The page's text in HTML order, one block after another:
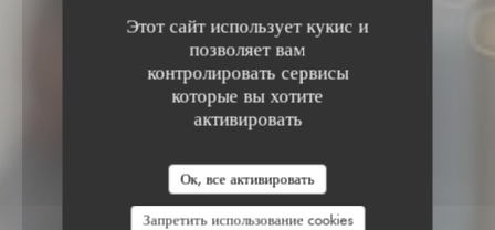
Этот сайт использует кукис и
позволяет вам
контролировать сервисы
которые вы хотите
активировать
Ок, все активировать
Запретить использование cookies